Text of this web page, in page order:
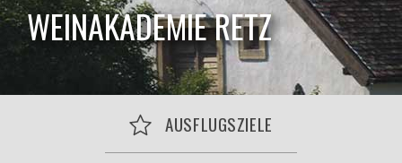
WEINAKADEMIE RETZ
AUSFLUGSZIELE